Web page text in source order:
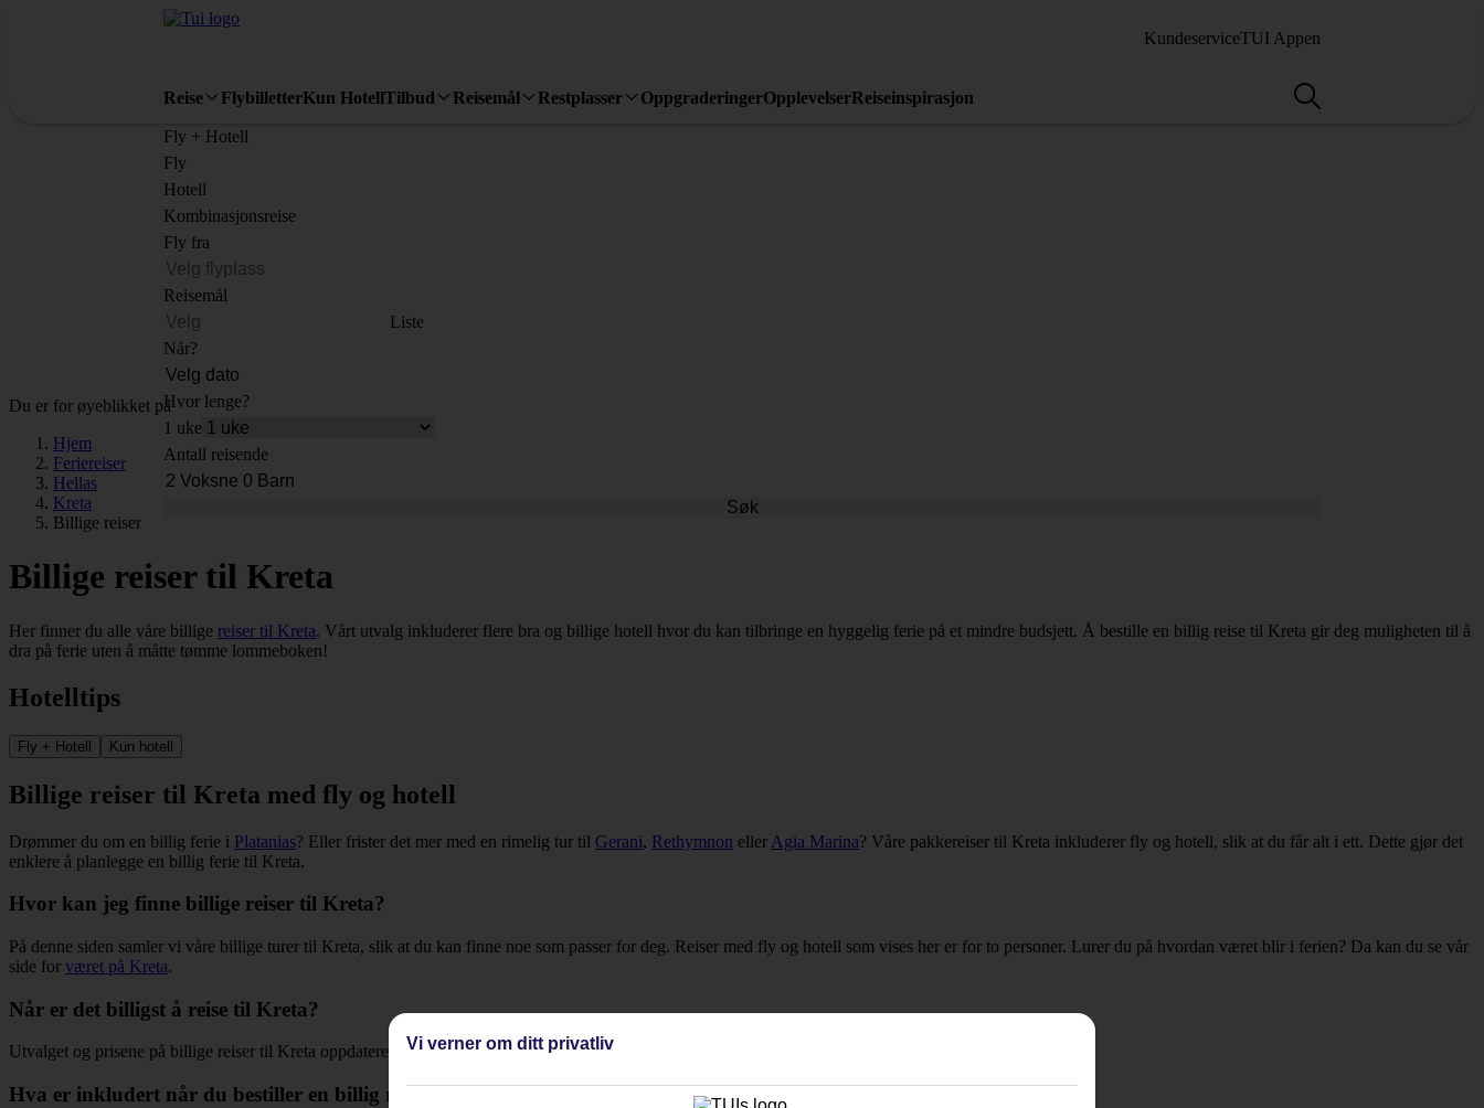
KundeserviceTUI Appen
Reise FlybilletterKun HotellTilbud Reisemål Restplasser OppgraderingerOpplevelserReiseinspirasjon
Fly + Hotell
Fly
Hotell
Kombinasjonsreise
Fly fra
Reisemål
Liste
Når?
Hvor lenge?
1 uke
Antall reisende
Søk
Du er for øyeblikket på
Hjem
Feriereiser
Hellas
Kreta
Billige reiser
Billige reiser til Kreta
Her finner du alle våre billige reiser til Kreta. Vårt utvalg inkluderer flere bra og billige hotell hvor du kan tilbringe en hyggelig ferie på et mindre budsjett. Å bestille en billig reise til Kreta gir deg muligheten til å
dra på ferie uten å måtte tømme lommeboken!
Hotelltips
Fly + Hotell Kun hotell
Billige reiser til Kreta med fly og hotell
Drømmer du om en billig ferie i Platanias? Eller frister det mer med en rimelig tur til Gerani, Rethymnon eller Agia Marina? Våre pakkereiser til Kreta inkluderer fly og hotell, slik at du får alt i ett. Dette gjør det
enklere å planlegge en billig ferie til Kreta.
Hvor kan jeg finne billige reiser til Kreta?
På denne siden samler vi våre billige turer til Kreta, slik at du kan finne noe som passer for deg. Reiser med fly og hotell som vises her er for to personer. Lurer du på hvordan været blir i ferien? Da kan du se vår
side for været på Kreta.
Når er det billigst å reise til Kreta?
Utvalget og prisene på billige reiser til Kreta oppdateres jevnlig, så sørg for å besøke denne siden ofte for å finne en reise som passer for deg.
Hva er inkludert når du bestiller en billig reise til Kreta?
Vi verner om ditt privatliv